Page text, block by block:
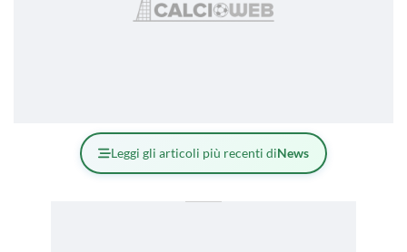
Leggi gli articoli più recenti diNews